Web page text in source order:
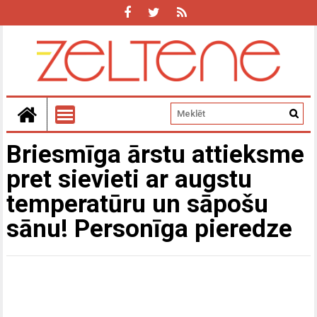
Briesmīga ārstu attieksme
pret sievieti ar augstu
temperatūru un sāpošu
sānu! Personīga pieredze